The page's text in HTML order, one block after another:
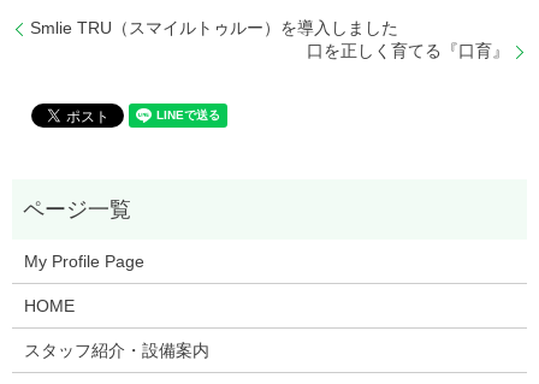
Smlie TRU（スマイルトゥルー）を導入しました
口を正しく育てる『口育』
My Profile Page
HOME
スタッフ紹介・設備案内